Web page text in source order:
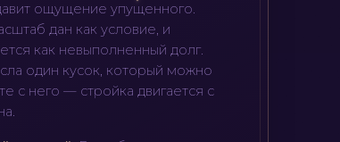
ощущение упущенного.
дан как условие, и
как невыполненный долг.
один кусок, который можно
с него — стройка двигается с